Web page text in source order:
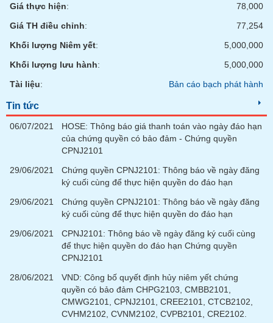
Giá thực hiện:
78,000
Giá TH điều chỉnh:
77,254
Khối lượng Niêm yết:
5,000,000
Khối lượng lưu hành:
5,000,000
Tài liệu: Bản cáo bạch phát hành
Tin tức
06/07/2021
HOSE: Thông báo giá thanh toán vào ngày đáo hạn
của chứng quyền có bảo đảm - Chứng quyền
CPNJ2101
29/06/2021
Chứng quyền CPNJ2101: Thông báo về ngày đăng
ký cuối cùng để thực hiện quyền do đáo hạn
29/06/2021
Chứng quyền CPNJ2101: Thông báo về ngày đăng
ký cuối cùng để thực hiện quyền do đáo hạn
29/06/2021
CPNJ2101: Thông báo về ngày đăng ký cuối cùng
để thực hiện quyền do đáo hạn Chứng quyền
CPNJ2101
28/06/2021
VND: Công bố quyết định hủy niêm yết chứng
quyền có bảo đảm CHPG2103, CMBB2101,
CMWG2101, CPNJ2101, CREE2101, CTCB2102,
CVHM2102, CVNM2102, CVPB2101, CRE2102.
chứng
(-)
Lãnh
(-)
Tất cả Người nội bộ Người liên quan Cổ đông lớn
tức
viết